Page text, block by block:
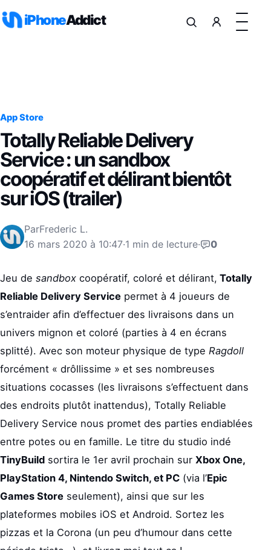
iPhoneAddict
App Store
Totally Reliable Delivery
Service : un sandbox
coopératif et délirant bientôt
sur iOS (trailer)
ParFrederic L.
16 mars 2020 à 10:47·1 min de lecture· 0
Jeu de sandbox coopératif, coloré et délirant, Totally
Reliable Delivery Service permet à 4 joueurs de
s’entraider afin d’effectuer des livraisons dans un
univers mignon et coloré (parties à 4 en écrans
splitté). Avec son moteur physique de type Ragdoll
forcément « drôllissime » et ses nombreuses
situations cocasses (les livraisons s’effectuent dans
des endroits plutôt inattendus), Totally Reliable
Delivery Service nous promet des parties endiablées
entre potes ou en famille. Le titre du studio indé
TinyBuild sortira le 1er avril prochain sur Xbox One,
PlayStation 4, Nintendo Switch, et PC (via l’Epic
Games Store seulement), ainsi que sur les
plateformes mobiles iOS et Android. Sortez les
pizzas et la Corona (un peu d’humour dans cette